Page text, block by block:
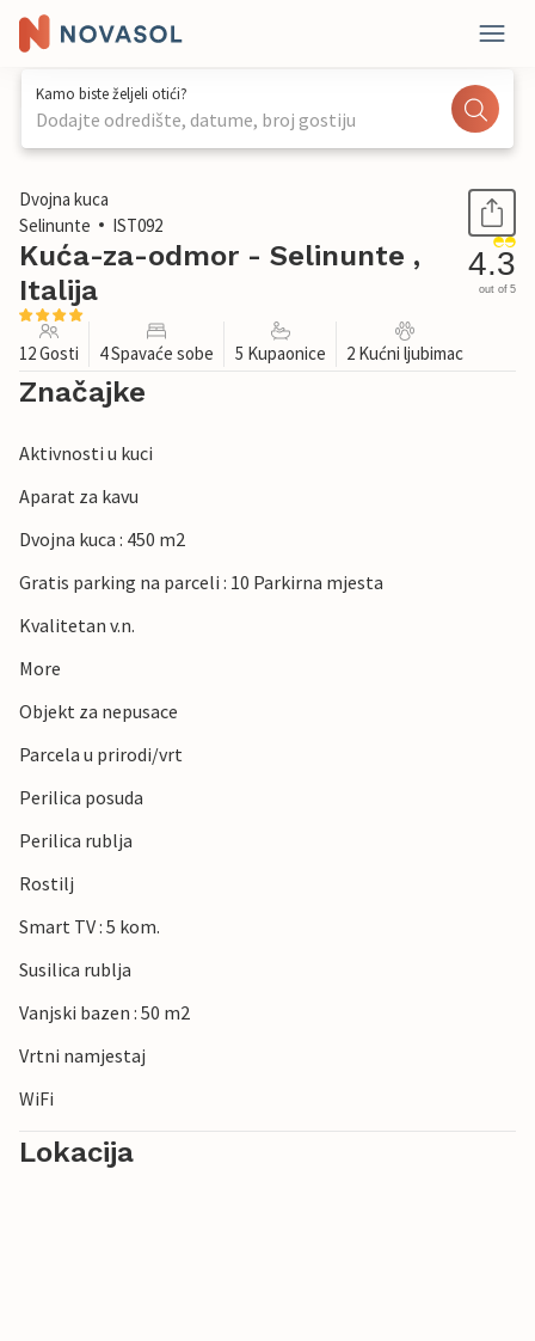
Kamo biste željeli otići?
Dodajte odredište, datume, broj gostiju
1 / 40
Dvojna kuca
Selinunte
IST092
Kuća-za-odmor - Selinunte ,
Italija
4.3
out of 5
12 Gosti 4 Spavaće sobe 5 Kupaonice 2 Kućni ljubimac
Značajke
Aktivnosti u kuci
Aparat za kavu
Dvojna kuca : 450 m2
Gratis parking na parceli : 10 Parkirna mjesta
Kvalitetan v.n.
More
Objekt za nepusace
Parcela u prirodi/vrt
Perilica posuda
Perilica rublja
Rostilj
Smart TV : 5 kom.
Susilica rublja
Vanjski bazen : 50 m2
Vrtni namjestaj
WiFi
Lokacija